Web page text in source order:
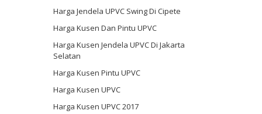
Harga Jendela UPVC Swing Di Cipete
Harga Kusen Dan Pintu UPVC
Harga Kusen Jendela UPVC Di Jakarta
Selatan
Harga Kusen Pintu UPVC
Harga Kusen UPVC
Harga Kusen UPVC 2017